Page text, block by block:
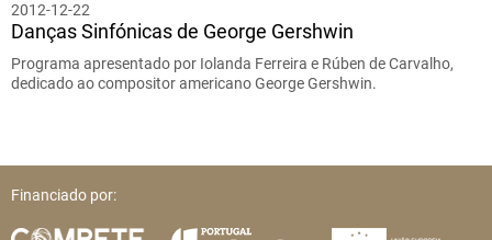
2012-12-22
Danças Sinfónicas de George Gershwin
Programa apresentado por Iolanda Ferreira e Rúben de Carvalho,
dedicado ao compositor americano George Gershwin.
Financiado por: